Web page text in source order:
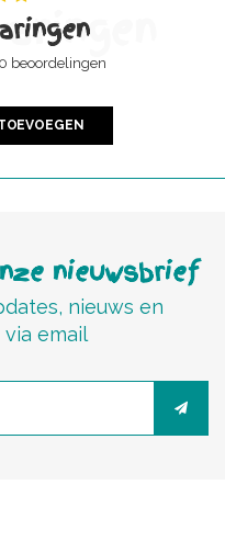
beoordelingen
nieuwsbrief
nieuws en
email